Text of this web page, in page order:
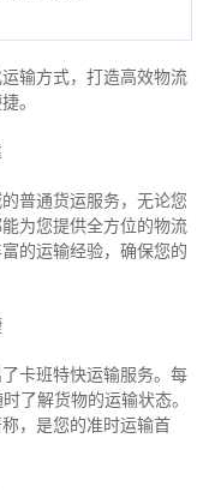
输方式，打造高效物流
。
普通货运服务，无论您
为您提供全方位的物流
的运输经验，确保您的
卡班特快运输服务。每
了解货物的运输状态。
，是您的准时运输首